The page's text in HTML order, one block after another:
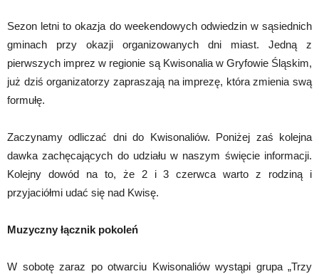
Sezon letni to okazja do weekendowych odwiedzin w sąsiednich
gminach przy okazji organizowanych dni miast. Jedną z
pierwszych imprez w regionie są Kwisonalia w Gryfowie Śląskim,
już dziś organizatorzy zapraszają na imprezę, która zmienia swą
formułę.
Zaczynamy odliczać dni do Kwisonaliów. Poniżej zaś kolejna
dawka zachęcających do udziału w naszym święcie informacji.
Kolejny dowód na to, że 2 i 3 czerwca warto z rodziną i
przyjaciółmi udać się nad Kwisę.
Muzyczny łącznik pokoleń
W sobotę zaraz po otwarciu Kwisonaliów wystąpi grupa „Trzy